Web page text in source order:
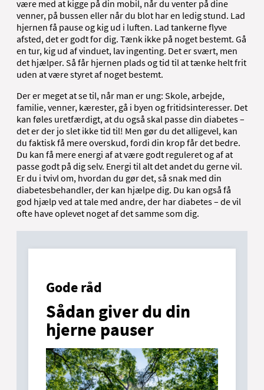
være med at kigge på din mobil, når du venter på dine
venner, på bussen eller når du blot har en ledig stund. Lad
hjernen få pause og kig ud i luften. Lad tankerne flyve
afsted, det er godt for dig. Tænk ikke på noget bestemt. Gå
en tur, kig ud af vinduet, lav ingenting. Det er svært, men
det hjælper. Så får hjernen plads og tid til at tænke helt frit
uden at være styret af noget bestemt.
Der er meget at se til, når man er ung: Skole, arbejde,
familie, venner, kærester, gå i byen og fritidsinteresser. Det
kan føles uretfærdigt, at du også skal passe din diabetes –
det er der jo slet ikke tid til! Men gør du det alligevel, kan
du faktisk få mere overskud, fordi din krop får det bedre.
Du kan få mere energi af at være godt reguleret og af at
passe godt på dig selv. Energi til alt det andet du gerne vil.
Er du i tvivl om, hvordan du gør det, så snak med din
diabetesbehandler, der kan hjælpe dig. Du kan også få
god hjælp ved at tale med andre, der har diabetes – de vil
ofte have oplevet noget af det samme som dig.
Gode råd
Sådan giver du din
hjerne pauser